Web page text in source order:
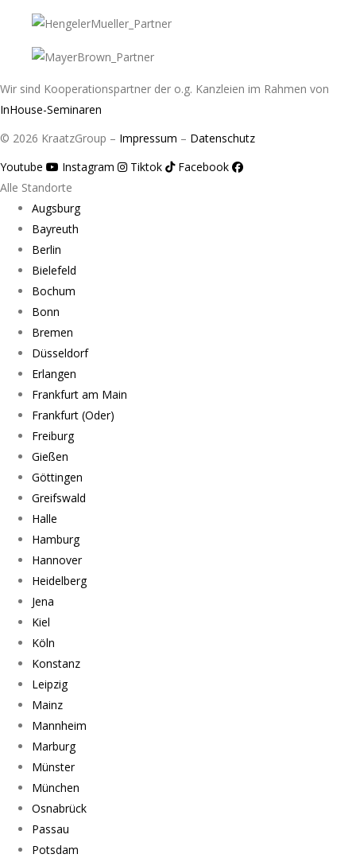
Wir sind Kooperationspartner der o.g. Kanzleien im Rahmen von
InHouse-Seminaren
© 2026 KraatzGroup – Impressum – Datenschutz
Youtube
Instagram Tiktok
Facebook
Alle Standorte
Augsburg
Bayreuth
Berlin
Bielefeld
Bochum
Bonn
Bremen
Düsseldorf
Erlangen
Frankfurt am Main
Frankfurt (Oder)
Freiburg
Gießen
Göttingen
Greifswald
Halle
Hamburg
Hannover
Heidelberg
Jena
Kiel
Köln
Konstanz
Leipzig
Mainz
Mannheim
Marburg
Münster
München
Osnabrück
Passau
Potsdam